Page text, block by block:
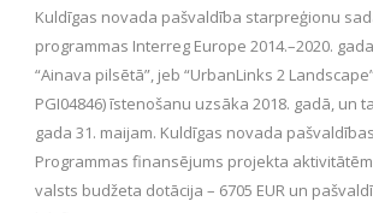
Kuldīgas novada pašvaldība starpreģionu
programmas Interreg Europe 2014.–2020.
“Ainava pilsētā”, jeb “UrbanLinks 2
PGI04846) īstenošanu uzsāka 2018. gadā, un
gada 31. maijam. Kuldīgas novada
Programmas finansējums projekta aktivitātēm
valsts budžeta dotācija – 6705 EUR un